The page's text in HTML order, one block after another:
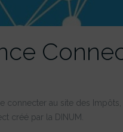
connecter au site des Impôts,
créé par la DINUM.